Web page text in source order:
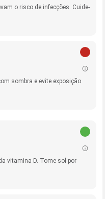
o risco de infecções. Cuide-
sombra e evite exposição
vitamina D. Tome sol por